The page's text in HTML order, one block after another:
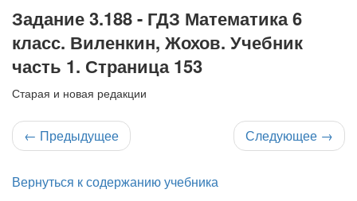
Задание 3.188 - ГДЗ Математика 6
класс. Виленкин, Жохов. Учебник
часть 1. Страница 153
Старая и новая редакции
← Предыдущее Следующее →
Вернуться к содержанию учебника